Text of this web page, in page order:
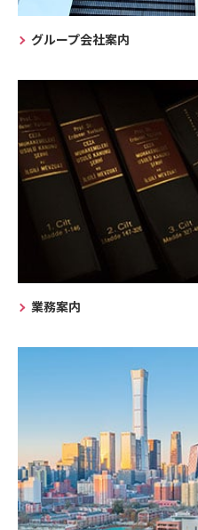
グループ会社案内
業務案内